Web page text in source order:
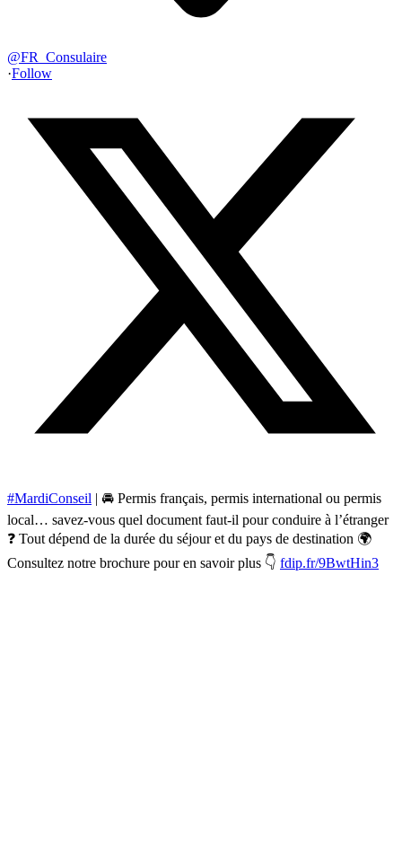
@FR_Consulaire
·Follow
#MardiConseil | 🚘 Permis français, permis international ou permis
local… savez-vous quel document faut-il pour conduire à l’étranger
❓ Tout dépend de la durée du séjour et du pays de destination 🌍
Consultez notre brochure pour en savoir plus 👇 fdip.fr/9BwtHin3